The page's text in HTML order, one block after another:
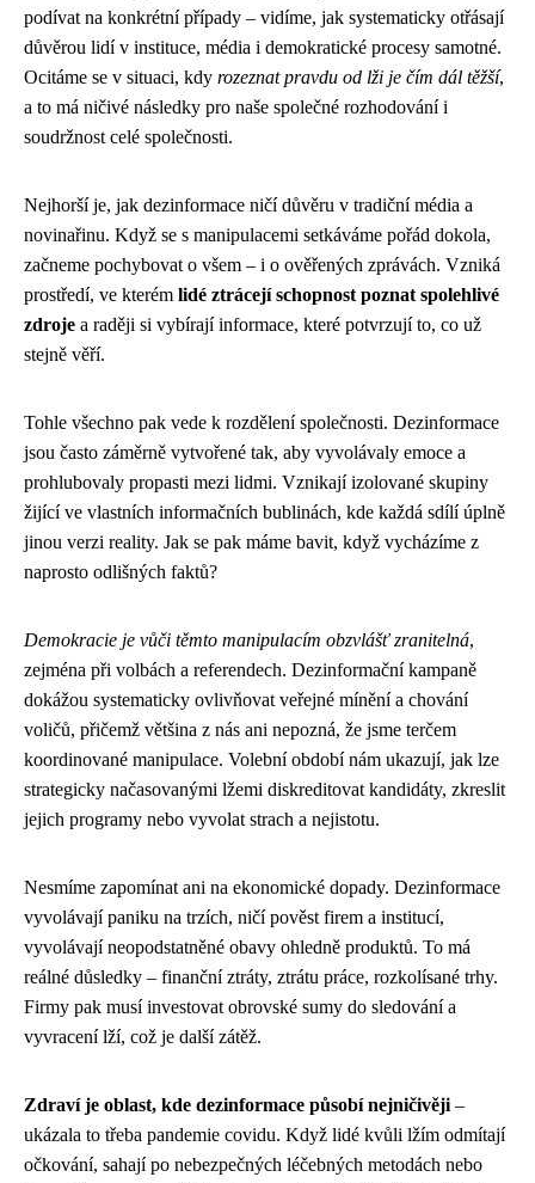
podívat na konkrétní případy – vidíme, jak systematicky otřásají
důvěrou lidí v instituce, média i demokratické procesy samotné.
Ocitáme se v situaci, kdy rozeznat pravdu od lži je čím dál těžší,
a to má ničivé následky pro naše společné rozhodování i
soudržnost celé společnosti.
Nejhorší je, jak dezinformace ničí důvěru v tradiční média a
novinařinu. Když se s manipulacemi setkáváme pořád dokola,
začneme pochybovat o všem – i o ověřených zprávách. Vzniká
prostředí, ve kterém lidé ztrácejí schopnost poznat spolehlivé
zdroje a raději si vybírají informace, které potvrzují to, co už
stejně věří.
Tohle všechno pak vede k rozdělení společnosti. Dezinformace
jsou často záměrně vytvořené tak, aby vyvolávaly emoce a
prohlubovaly propasti mezi lidmi. Vznikají izolované skupiny
žijící ve vlastních informačních bublinách, kde každá sdílí úplně
jinou verzi reality. Jak se pak máme bavit, když vycházíme z
naprosto odlišných faktů?
Demokracie je vůči těmto manipulacím obzvlášť zranitelná,
zejména při volbách a referendech. Dezinformační kampaně
dokážou systematicky ovlivňovat veřejné mínění a chování
voličů, přičemž většina z nás ani nepozná, že jsme terčem
koordinované manipulace. Volební období nám ukazují, jak lze
strategicky načasovanými lžemi diskreditovat kandidáty, zkreslit
jejich programy nebo vyvolat strach a nejistotu.
Nesmíme zapomínat ani na ekonomické dopady. Dezinformace
vyvolávají paniku na trzích, ničí pověst firem a institucí,
vyvolávají neopodstatněné obavy ohledně produktů. To má
reálné důsledky – finanční ztráty, ztrátu práce, rozkolísané trhy.
Firmy pak musí investovat obrovské sumy do sledování a
vyvracení lží, což je další zátěž.
Zdraví je oblast, kde dezinformace působí nejničivěji –
ukázala to třeba pandemie covidu. Když lidé kvůli lžím odmítají
očkování, sahají po nebezpečných léčebných metodách nebo